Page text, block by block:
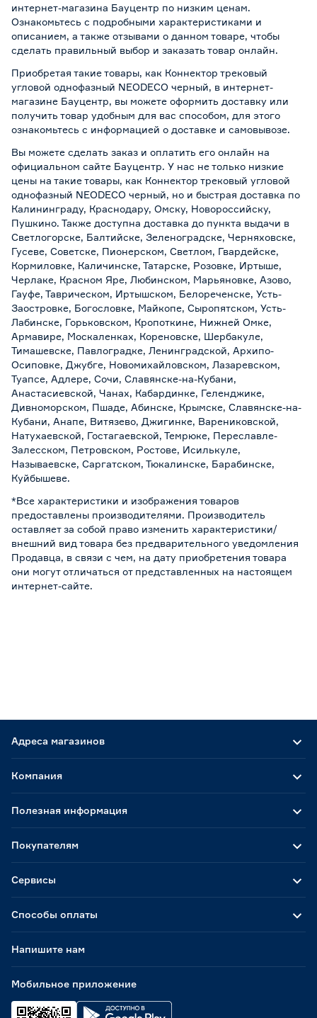
интернет-магазина Бауцентр по низким ценам.
Ознакомьтесь с подробными характеристиками и
описанием, а также отзывами о данном товаре, чтобы
сделать правильный выбор и заказать товар онлайн.
Приобретая такие товары, как Коннектор трековый
угловой однофазный NEODECO черный, в интернет-
магазине Бауцентр, вы можете оформить доставку или
получить товар удобным для вас способом, для этого
ознакомьтесь с информацией о доставке и самовывозе.
Вы можете сделать заказ и оплатить его онлайн на
официальном сайте Бауцентр. У нас не только низкие
цены на такие товары, как Коннектор трековый угловой
однофазный NEODECO черный, но и быстрая доставка по
Калининграду, Краснодару, Омску, Новороссийску,
Пушкино. Также доступна доставка до пункта выдачи в
Светлогорске, Балтийске, Зеленоградске, Черняховске,
Гусеве, Советске, Пионерском, Светлом, Гвардейске,
Кормиловке, Каличинске, Татарске, Розовке, Иртыше,
Черлаке, Красном Яре, Любинском, Марьяновке, Азово,
Гауфе, Таврическом, Иртышском, Белореченске, Усть-
Заостровке, Богословке, Майкопе, Сыропятском, Усть-
Лабинске, Горьковском, Кропоткине, Нижней Омке,
Армавире, Москаленках, Кореновске, Шербакуле,
Тимашевске, Павлоградке, Ленинградской, Архипо-
Осиповке, Джубге, Новомихайловском, Лазаревском,
Туапсе, Адлере, Сочи, Славянске-на-Кубани,
Анастасиевской, Чанах, Кабардинке, Геленджике,
Дивноморском, Пшаде, Абинске, Крымске, Славянске-на-
Кубани, Анапе, Витязево, Джигинке, Варениковской,
Натухаевской, Гостагаевской, Темрюке, Переславле-
Залесском, Петровском, Ростове, Исилькуле,
Называевске, Саргатском, Тюкалинске, Барабинске,
Куйбышеве.
*Все характеристики и изображения товаров
предоставлены производителями. Производитель
оставляет за собой право изменить характеристики/
внешний вид товара без предварительного уведомления
Продавца, в связи с чем, на дату приобретения товара
они могут отличаться от представленных на настоящем
интернет-сайте.
Адреса магазинов
Способы оплаты
Мобильное приложение
Компания
Полезная информация
Покупателям
Сервисы
Напишите нам